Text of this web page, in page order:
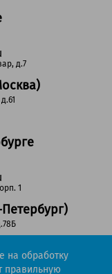
д.7
1
на обработку
правильную